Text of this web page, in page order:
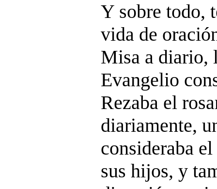
Y sobre todo,
vida de
Misa a diario,
Evangelio
Rezaba el
diariamente,
consideraba
sus hijos, y